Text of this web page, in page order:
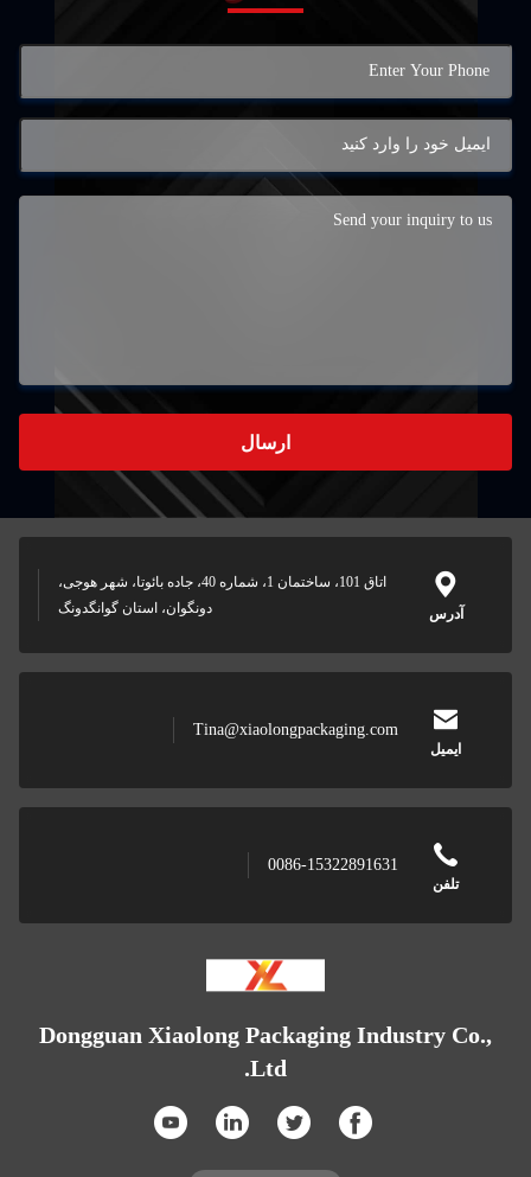
اتاق 101، ساختمان 1، شماره 40، جاده بائوتا، شهر هوجی،
دونگوان، استان گوانگدونگ
0086-
Dongguan Xiaolong Packaging